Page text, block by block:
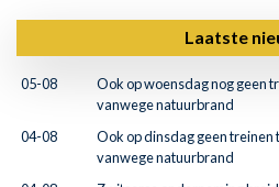
Laatste
05-08
Ook op woensdag nog geen
vanwege natuurbrand
04-08
Ook op dinsdag geen treinen
vanwege natuurbrand